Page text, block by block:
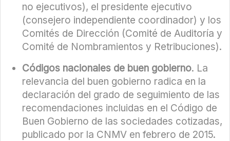
no ejecutivos), el presidente ejecutivo
(consejero independiente coordinador) y los
Comités de Dirección (Comité de Auditoría y
Comité de Nombramientos y Retribuciones).
Códigos nacionales de buen gobierno. La
relevancia del buen gobierno radica en la
declaración del grado de seguimiento de las
recomendaciones incluidas en el Código de
Buen Gobierno de las sociedades cotizadas,
publicado por la CNMV en febrero de 2015.